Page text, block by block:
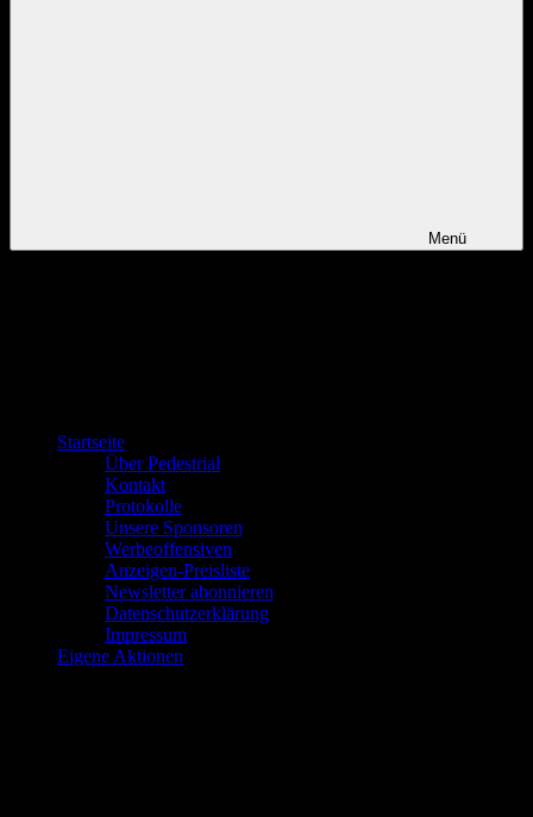
Menü
Startseite
Über Pedestrial
Kontakt
Protokolle
Unsere Sponsoren
Werbeoffensiven
Anzeigen-Preisliste
Newsletter abonnieren
Datenschutzerklärung
Impressum
Eigene Aktionen